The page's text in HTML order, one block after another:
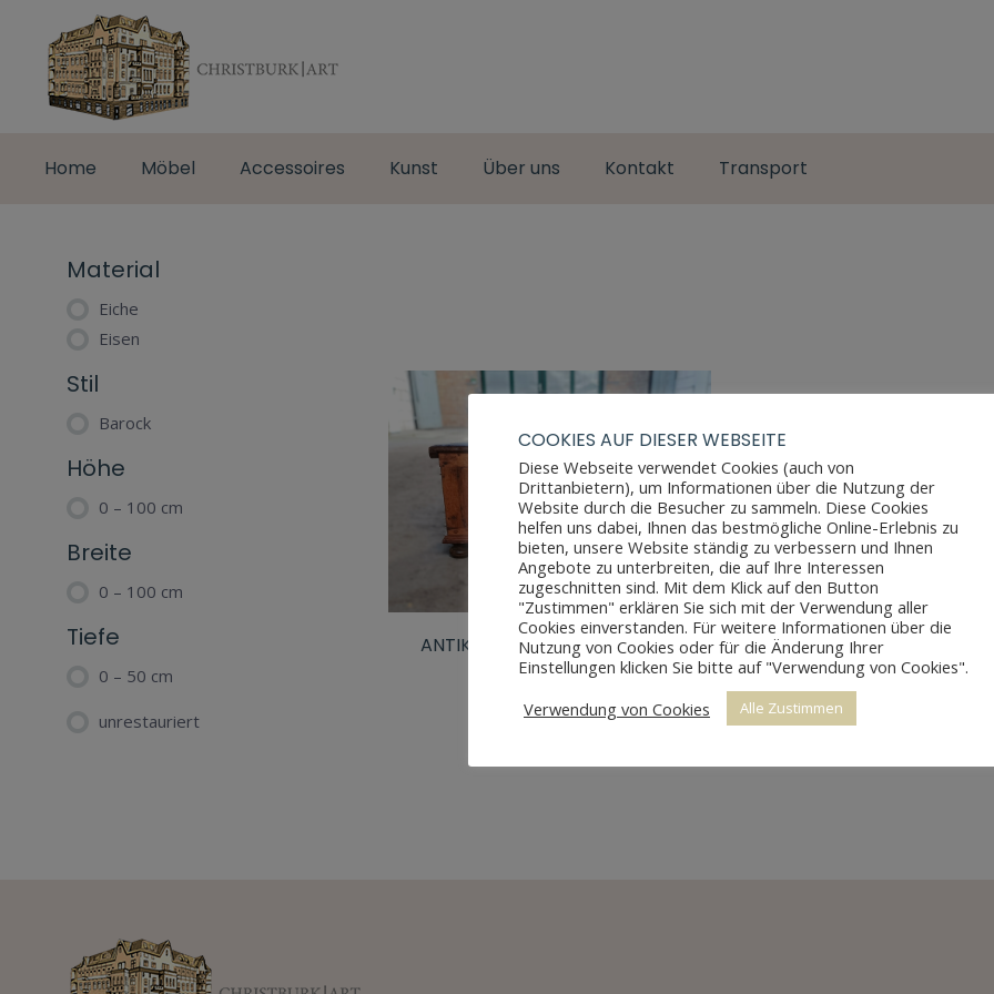
Home Möbel Accessoires Kunst Über uns Kontakt Transport
ANTIKE KLEINE BAROCK TRUHE
Material
Eiche
Eisen
Stil
Barock
Höhe
0 – 100 cm
Breite
0 – 100 cm
Tiefe
0 – 50 cm
unrestauriert
COOKIES AUF DIESER WEBSEITE
Diese Webseite verwendet Cookies (auch von
Drittanbietern), um Informationen über die Nutzung der
Website durch die Besucher zu sammeln. Diese Cookies
helfen uns dabei, Ihnen das bestmögliche Online-Erlebnis zu
bieten, unsere Website ständig zu verbessern und Ihnen
Angebote zu unterbreiten, die auf Ihre Interessen
zugeschnitten sind. Mit dem Klick auf den Button
"Zustimmen" erklären Sie sich mit der Verwendung aller
Cookies einverstanden. Für weitere Informationen über die
Nutzung von Cookies oder für die Änderung Ihrer
Einstellungen klicken Sie bitte auf "Verwendung von Cookies".
Verwendung von Cookies
Alle Zustimmen